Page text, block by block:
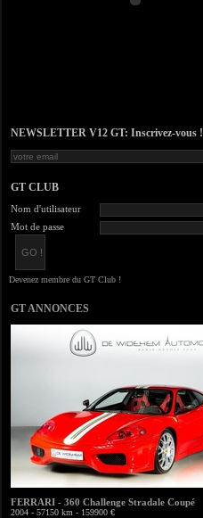
NEWSLETTER V12 GT: Inscrivez-vous !
GT CLUB
Nom d'utilisateur
Mot de passe
GT ANNONCES
FERRARI - 360 Challenge Stradale Coupé
2004 - 57150 km - 159900 €